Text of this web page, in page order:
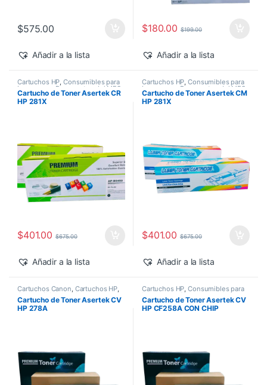
$575.00
Añadir a la lista
$180.00 $199.00
Añadir a la lista
Cartuchos HP,Consumibles para
Impresoras ,Descuentos del MES
Genéricos HP ,Toner Asertek
Cartucho de Toner Asertek CR
HP 281X
$401.00 $675.00
Añadir a la lista
Cartuchos HP,Consumibles para
Impresoras ,Descuentos del MES,
Genéricos HP ,Toner Asertek
Cartucho de Toner Asertek CM
HP 281X
$401.00 $675.00
Añadir a la lista
Cartuchos Canon, Cartuchos HP,
Consumibles para Impresoras ,
Descuentos del MES,Genéricos
HP,Toner Asertek
Cartucho de Toner Asertek CV
HP 278A
Cartuchos HP,Consumibles para
Impresoras , Descuentos de la
Semana,Descuentos del MES,
Genéricos HP,Toner Asertek
Cartucho de Toner Asertek CV
HP CF258A CON CHIP